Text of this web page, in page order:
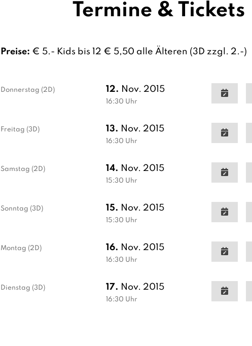
Termine & Tickets
Preise: € 5.- Kids bis 12 € 5,50 alle Älteren (3D zzgl. 2.-)
Donnerstag (2D) 12. Nov. 2015
16:30 Uhr
Freitag (3D) 13. Nov. 2015
16:30 Uhr
Samstag (2D) 14. Nov. 2015
15:30 Uhr
Sonntag (3D) 15. Nov. 2015
15:30 Uhr
Montag (2D) 16. Nov. 2015
16:30 Uhr
Dienstag (3D) 17. Nov. 2015
16:30 Uhr